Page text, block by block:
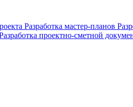
Разработка мастер-планов
проектно-сметной